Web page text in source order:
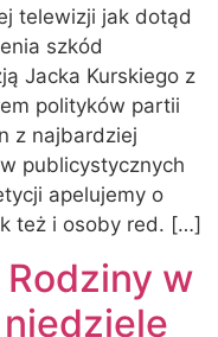
telewizji jak dotąd
szkód
Jacka Kurskiego z
polityków partii
z najbardziej
publicystycznych
apelujemy o
też i osoby red. […]
w